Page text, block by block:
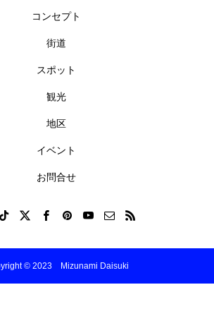
コンセプト
街道
スポット
観光
地区
イベント
お問合せ
© 2023 Mizunami Daisuki